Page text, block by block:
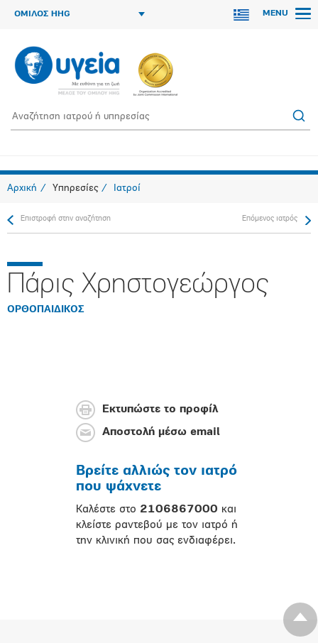
ΟΜΙΛΟΣ HHG MENU
Αρχική Υπηρεσίες Ιατροί
Επιστροφή στην αναζήτηση Επόμενος ιατρός
Πάρις Χρηστογεώργος
ΟΡΘΟΠΑΙΔΙΚΟΣ
Εκτυπώστε το προφίλ
Αποστολή μέσω email
Βρείτε αλλιώς τον ιατρό
που ψάχνετε
Καλέστε στο 2106867000 και
κλείστε ραντεβού με τον ιατρό ή
την κλινική που σας ενδιαφέρει.